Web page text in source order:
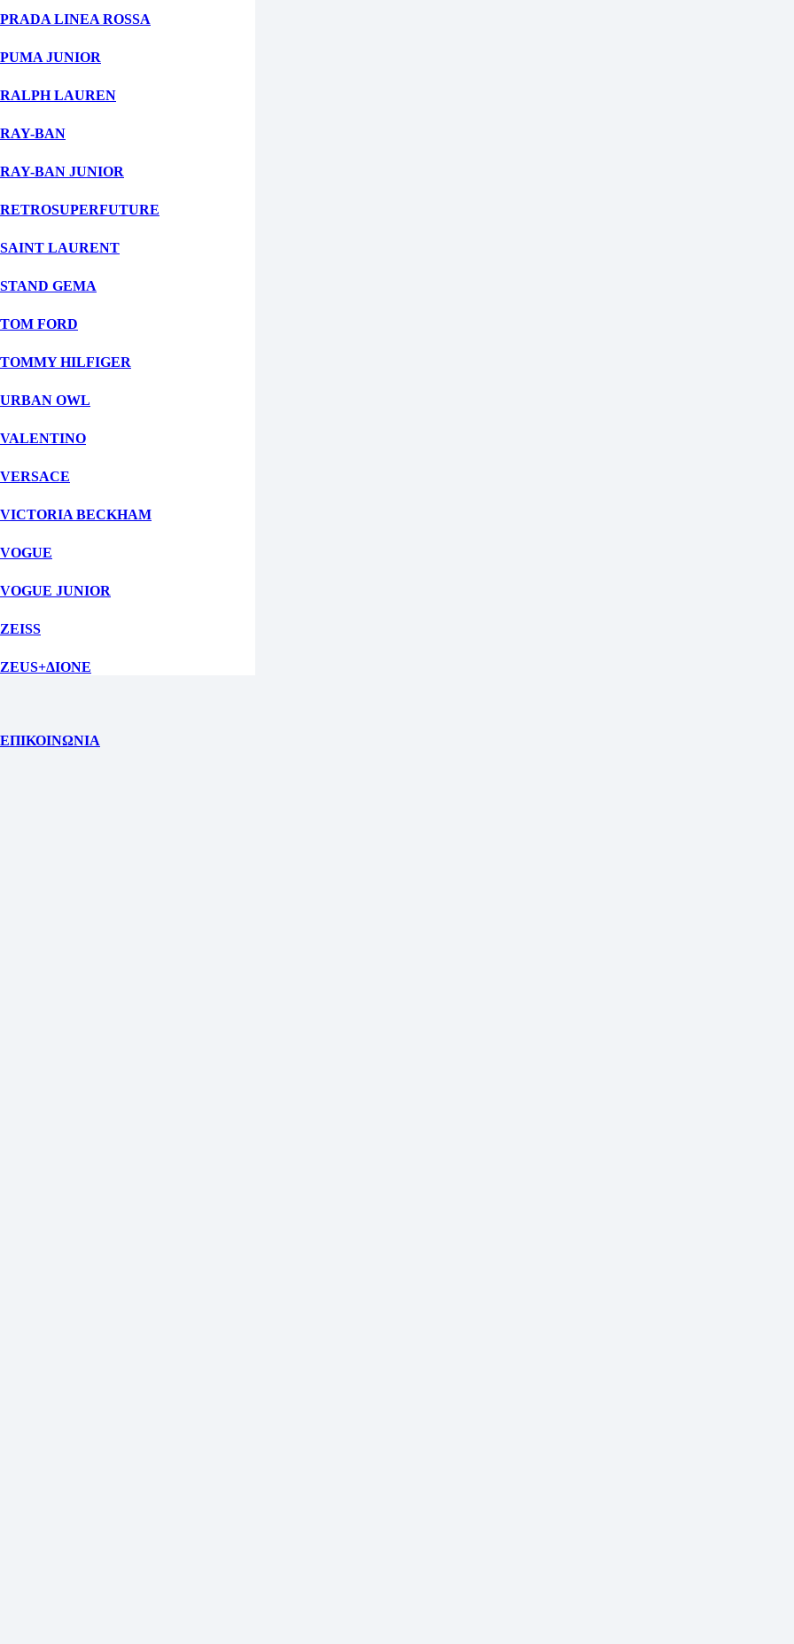
PRADA LINEA ROSSA
PUMA JUNIOR
RALPH LAUREN
RAY-BAN
RAY-BAN JUNIOR
RETROSUPERFUTURE
SAINT LAURENT
STAND GEMA
TOM FORD
TOMMY HILFIGER
URBAN OWL
VALENTINO
VERSACE
VICTORIA BECKHAM
VOGUE
VOGUE JUNIOR
ZEISS
ZEUS+ΔΙΟΝΕ
ΕΠΙΚΟΙΝΩΝΙΑ